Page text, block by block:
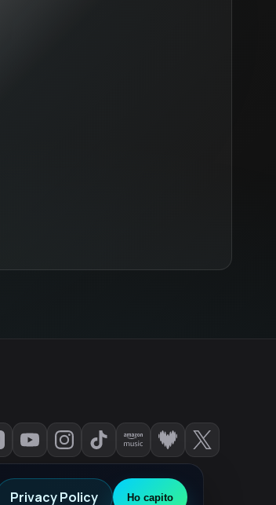
Privacy Policy Ho capito